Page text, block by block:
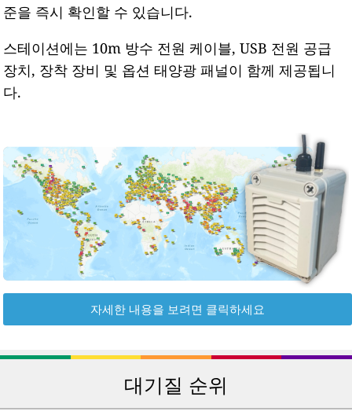
준을 즉시 확인할 수 있습니다.
스테이션에는 10m 방수 전원 케이블, USB 전원 공급
장치, 장착 장비 및 옵션 태양광 패널이 함께 제공됩니
다.
자세한 내용을 보려면 클릭하세요
대기질 순위